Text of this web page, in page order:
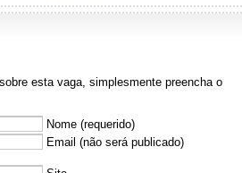
esta vaga, simplesmente preencha o
Nome (requerido)
Email (não será publicado)